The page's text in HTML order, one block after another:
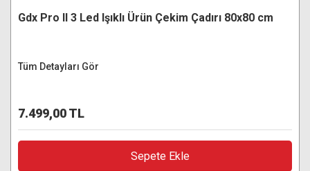
Gdx Pro II 3 Led Işıklı Ürün Çekim Çadırı 80x80 cm
Tüm Detayları Gör
7.499,00 TL
Sepete Ekle